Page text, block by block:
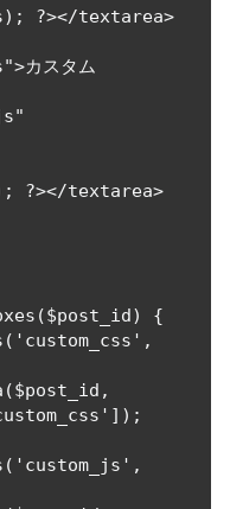
?></textarea>
カスタム
?></textarea>
{